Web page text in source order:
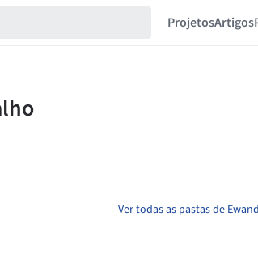
ProjetosArtigos
Ver todas as pastas de